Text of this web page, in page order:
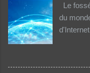
Le
du
http://
la